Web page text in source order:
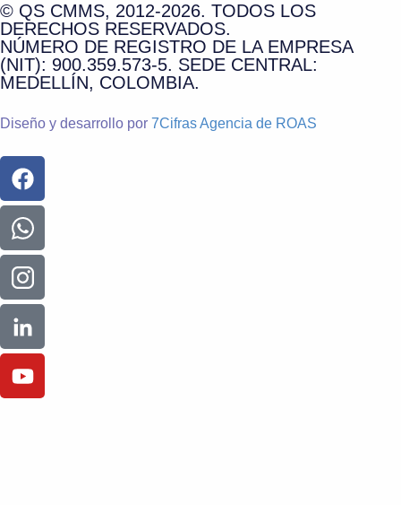
© QS CMMS, 2012-2026. TODOS LOS
DERECHOS RESERVADOS.
NÚMERO DE REGISTRO DE LA EMPRESA
(NIT): 900.359.573-5. SEDE CENTRAL:
MEDELLÍN, COLOMBIA.
Diseño y desarrollo por 7Cifras Agencia de ROAS